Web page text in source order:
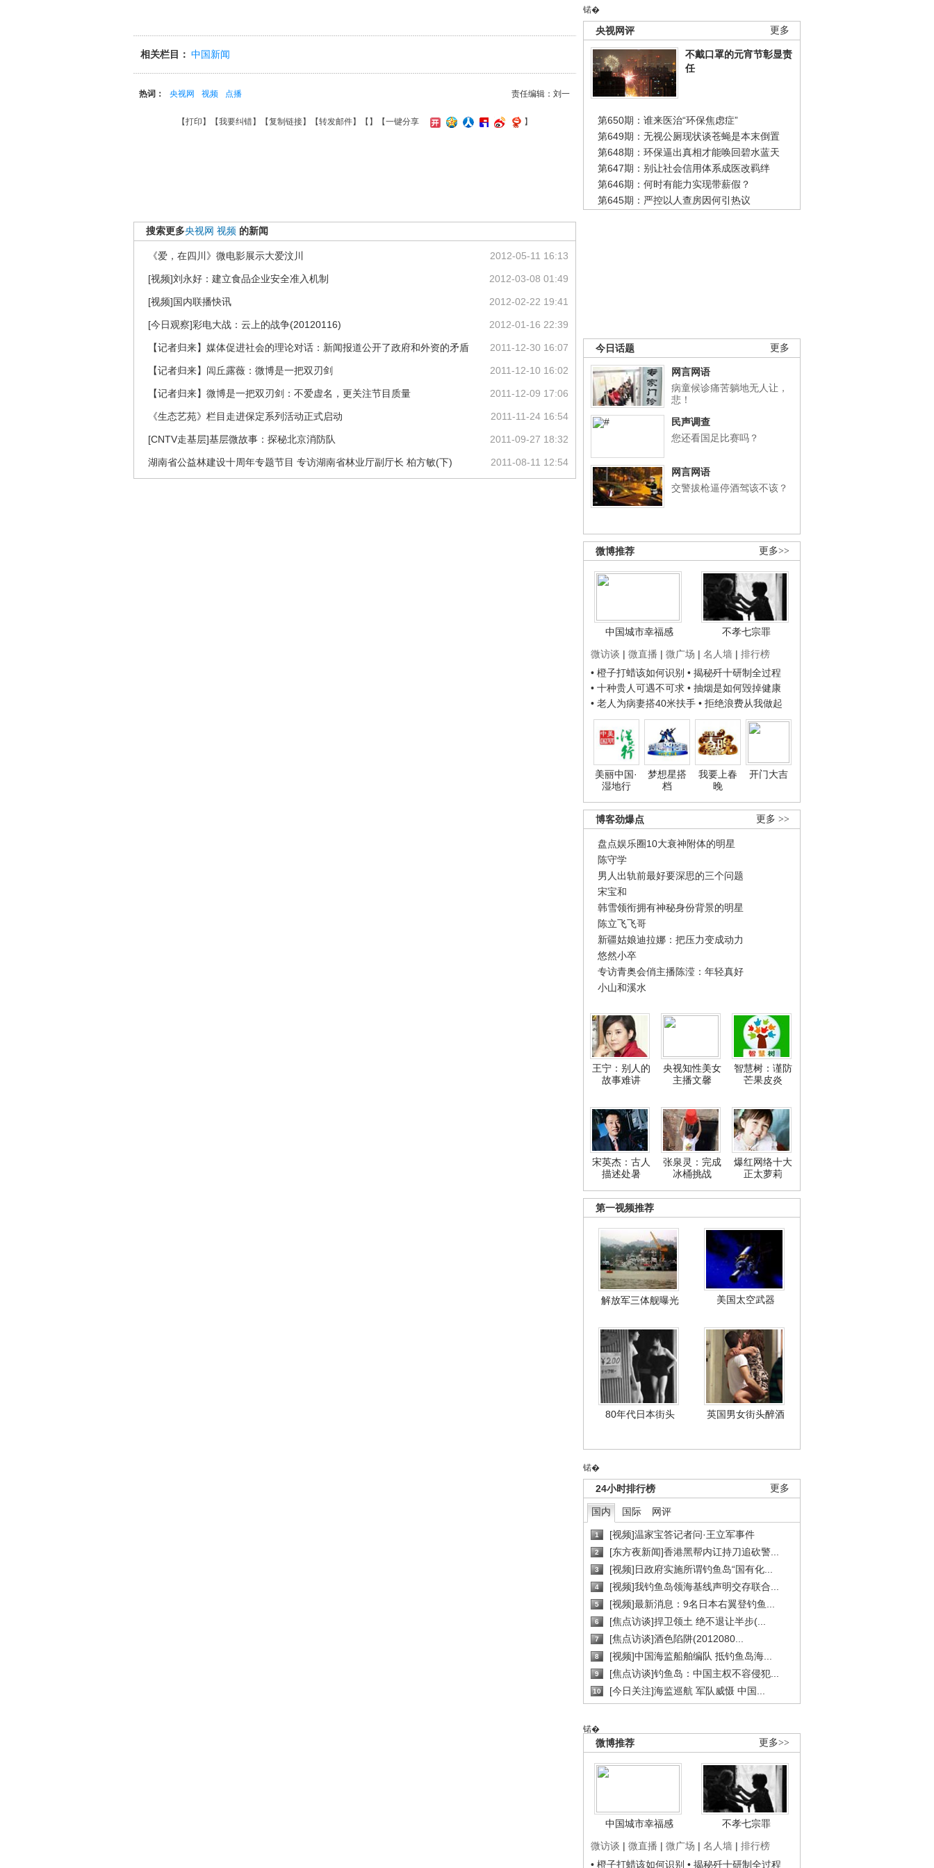
锘�
更多
央视网评
不戴口罩的元宵节彰显责
任
第650期：谁来医治“环保焦虑症”
第649期：无视公厕现状谈苍蝇是本末倒置
第648期：环保逼出真相才能唤回碧水蓝天
第647期：别让社会信用体系成医改羁绊
第646期：何时有能力实现带薪假？
第645期：严控以人查房因何引热议
更多
今日话题
网言网语
病童候诊痛苦躺地无人让，
悲！
民声调查
您还看国足比赛吗？
网言网语
交警拔枪逼停酒驾该不该？
更多>>
微博推荐
中国城市幸福感
不孝七宗罪
微访谈 | 微直播 | 微广场 | 名人墙 | 排行榜
• 橙子打蜡该如何识别 • 揭秘歼十研制全过程
• 十种贵人可遇不可求 • 抽烟是如何毁掉健康
• 老人为病妻搭40米扶手 • 拒绝浪费从我做起
美丽中国·
湿地行
梦想星搭
档
我要上春
晚
开门大吉
更多 >>
博客劲爆点
盘点娱乐圈10大衰神附体的明星
陈守学
男人出轨前最好要深思的三个问题
宋宝和
韩雪领衔拥有神秘身份背景的明星
陈立飞飞哥
新疆姑娘迪拉娜：把压力变成动力
悠然小卒
专访青奥会俏主播陈滢：年轻真好
小山和溪水
王宁：别人的
故事难讲
央视知性美女
主播文馨
智慧树：谨防
芒果皮炎
宋英杰：古人
描述处暑
张泉灵：完成
冰桶挑战
爆红网络十大
正太萝莉
第一视频推荐
解放军三体舰曝光 美国太空武器
80年代日本街头 英国男女街头醉酒
锘�
更多
24小时排行榜
国内 国际 网评
1 [视频]温家宝答记者问·王立军事件
2 [东方夜新闻]香港黑帮内讧持刀追砍警...
3 [视频]日政府实施所谓钓鱼岛“国有化...
4 [视频]我钓鱼岛领海基线声明交存联合...
5 [视频]最新消息：9名日本右翼登钓鱼...
6 [焦点访谈]捍卫领土 绝不退让半步(...
7 [焦点访谈]酒色陷阱(2012080...
8 [视频]中国海监船舶编队 抵钓鱼岛海...
9 [焦点访谈]钓鱼岛：中国主权不容侵犯...
10 [今日关注]海监巡航 军队威慑 中国...
锘�
更多>>
微博推荐
中国城市幸福感
不孝七宗罪
微访谈 | 微直播 | 微广场 | 名人墙 | 排行榜
• 橙子打蜡该如何识别 • 揭秘歼十研制全过程
相关栏目： 中国新闻
责任编辑：刘一
热词： 央视网 视频 点播
【打印 】【我要纠错】【复制链接】【转发邮件】【 】 【一键分享 】
搜索更多央视网 视频 的新闻
2012-05-11 16:13
《爱，在四川》微电影展示大爱汶川
2012-03-08 01:49
[视频]刘永好：建立食品企业安全准入机制
2012-02-22 19:41
[视频]国内联播快讯
2012-01-16 22:39
[今日观察]彩电大战：云上的战争(20120116)
2011-12-30 16:07
【记者归来】媒体促进社会的理论对话：新闻报道公开了政府和外资的矛盾
2011-12-10 16:02
【记者归来】闾丘露薇：微博是一把双刃剑
2011-12-09 17:06
【记者归来】微博是一把双刃剑：不爱虚名，更关注节目质量
2011-11-24 16:54
《生态艺苑》栏目走进保定系列活动正式启动
2011-09-27 18:32
[CNTV走基层]基层微故事：探秘北京消防队
2011-08-11 12:54
湖南省公益林建设十周年专题节目 专访湖南省林业厅副厅长 柏方敏(下)